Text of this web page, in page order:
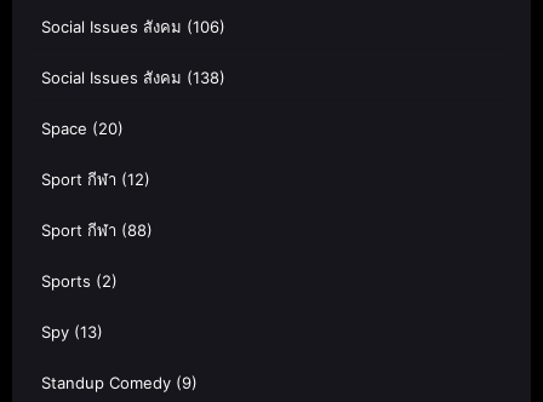
Social Issues สังคม (106)
Social Issues สังคม (138)
Space (20)
Sport กีฬา (12)
Sport กีฬา (88)
Sports (2)
Spy (13)
Standup Comedy (9)